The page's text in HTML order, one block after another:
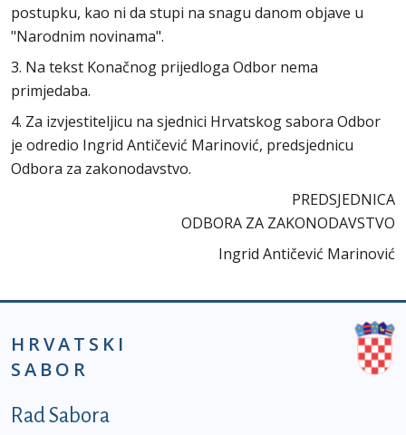
postupku, kao ni da stupi na snagu danom objave u
"Narodnim novinama".
3. Na tekst Konačnog prijedloga Odbor nema
primjedaba.
4. Za izvjestiteljicu na sjednici Hrvatskog sabora Odbor
je odredio Ingrid Antičević Marinović, predsjednicu
Odbora za zakonodavstvo.
PREDSJEDNICA
ODBORA ZA ZAKONODAVSTVO
Ingrid Antičević Marinović
HRVATSKI
SABOR
Podnožje prvi izbornik
Rad Sabora